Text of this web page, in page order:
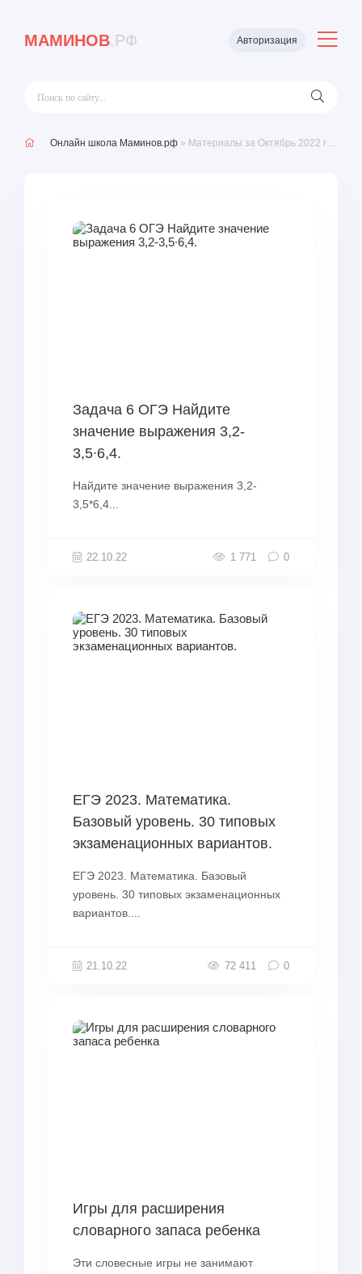
МАМИНОВ.РФ Авторизация
Онлайн школа Маминов.рф » Материалы за Октябрь 2022 года » Страница 2
Задача 6 ОГЭ Найдите
значение выражения 3,2-
3,5∙6,4.
Найдите значение выражения 3,2-
3,5*6,4...
22.10.22 1 771 0
ЕГЭ 2023. Математика.
Базовый уровень. 30 типовых
экзаменационных вариантов.
ЕГЭ 2023. Математика. Базовый
уровень. 30 типовых экзаменационных
вариантов....
21.10.22 72 411 0
Игры для расширения
словарного запаса ребенка
Эти словесные игры не занимают